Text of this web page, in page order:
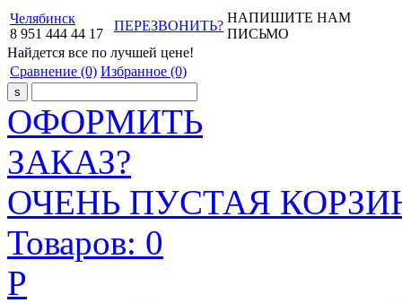
Челябинск
8 951 444 44 17
ПЕРЕЗВОНИТЬ?
НАПИШИТЕ НАМ
ПИСЬМО
Найдется все по лучшей цене!
Сравнение (0) Избранное (0)
ОФОРМИТЬ
ЗАКАЗ?
ОЧЕНЬ ПУСТАЯ
Товаров: 0
Р